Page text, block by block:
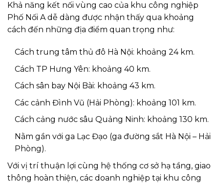
Khả năng kết nối vùng cao của khu công nghiệp
Phố Nối A dễ dàng được nhận thấy qua khoảng
cách đến những địa điểm quan trọng như:
Cách trung tâm thủ đô Hà Nội: khoảng 24 km.
Cách TP Hưng Yên: khoảng 40 km.
Cách sân bay Nội Bài: khoảng 43 km.
Các cảnh Đình Vũ (Hải Phòng): khoảng 101 km.
Cách cảng nước sâu Quảng Ninh: khoảng 130 km.
Nằm gần với ga Lạc Đạo (ga đường sắt Hà Nội – Hải
Phòng).
Với vị trí thuận lợi cùng hệ thống cơ sở hạ tầng, giao
thông hoàn thiện, các doanh nghiệp tại khu công